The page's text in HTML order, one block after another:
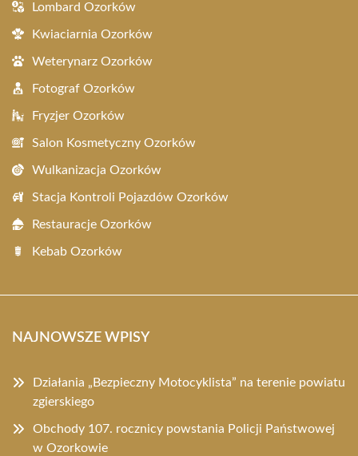
Lombard Ozorków
Kwiaciarnia Ozorków
Weterynarz Ozorków
Fotograf Ozorków
Fryzjer Ozorków
Salon Kosmetyczny Ozorków
Wulkanizacja Ozorków
Stacja Kontroli Pojazdów Ozorków
Restauracje Ozorków
Kebab Ozorków
NAJNOWSZE WPISY
Działania „Bezpieczny Motocyklista” na terenie powiatu
zgierskiego
Obchody 107. rocznicy powstania Policji Państwowej
w Ozorkowie